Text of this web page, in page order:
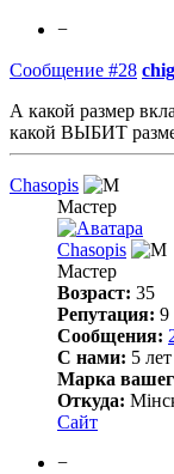
−
Сообщение #28
А какой размер
какой ВЫБИТ
Chasopis
Мастер
Chasopis
Мастер
Возраст: 35
Репутация: 9
Сообщения:
С нами: 5
Марка
Откуда:
Сайт
−